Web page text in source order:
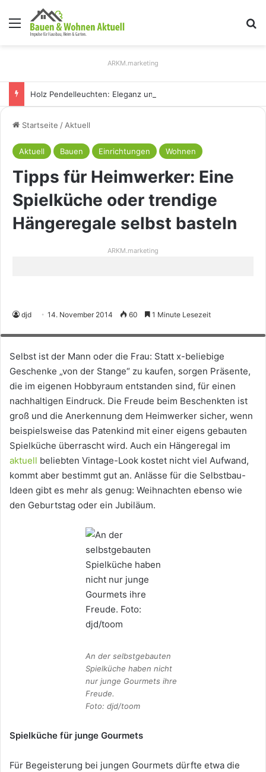
Menü
ARKM.marketing
Startseite / Aktuell
Aktuell Bauen Einrichtungen Wohnen
Tipps für Heimwerker: Eine
Spielküche oder trendige
Hängeregale selbst basteln
ARKM.marketing
djd 14. November 2014 60 1 Minute Lesezeit
An der selbstgebauten Spielküche haben nicht nur junge Gourmets ihre
Selbst ist der Mann oder die Frau: Statt x-beliebige
Geschenke „von der Stange“ zu kaufen, sorgen Präsente,
die im eigenen Hobbyraum entstanden sind, für einen
nachhaltigen Eindruck. Die Freude beim Beschenkten ist
groß und die Anerkennung dem Heimwerker sicher, wenn
beispielsweise das Patenkind mit einer eigens gebauten
Spielküche überrascht wird. Auch ein Hängeregal im
aktuell beliebten Vintage-Look kostet nicht viel Aufwand,
kommt aber bestimmt gut an. Anlässe für die Selbstbau-
Ideen gibt es mehr als genug: Weihnachten ebenso wie
den Geburtstag oder ein Jubiläum.
An der selbstgebauten
Spielküche haben nicht
nur junge Gourmets ihre
Freude.
Foto: djd/toom
Spielküche für junge Gourmets
Für Begeisterung bei jungen Gourmets dürfte etwa die